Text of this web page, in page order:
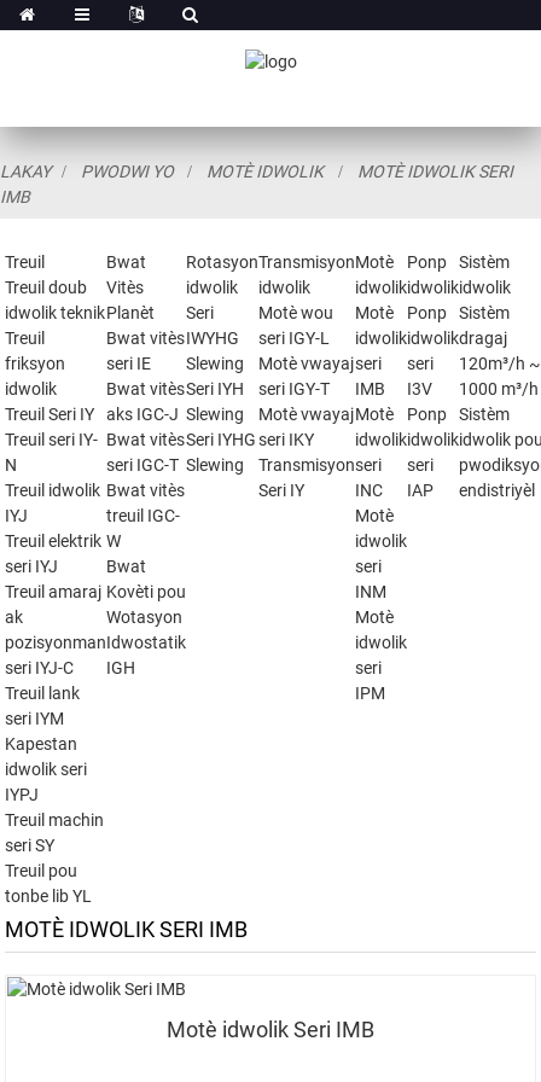
LAKAY PWODWI YO MOTÈ IDWOLIK
MOTÈ IDWOLIK SERI
IMB
Treuil
Treuil doub
idwolik teknik
Treuil
friksyon
idwolik
Treuil Seri IY
Treuil seri IY-
N
Treuil idwolik
IYJ
Treuil elektrik
seri IYJ
Treuil amaraj
ak
pozisyonman
seri IYJ-C
Treuil lank
seri IYM
Kapestan
idwolik seri
IYPJ
Treuil machin
seri SY
Treuil pou
tonbe lib YL
Bwat
Vitès
Planèt
Bwat vitès
seri IE
Bwat vitès
aks IGC-J
Bwat vitès
seri IGC-T
Bwat vitès
treuil IGC-
W
Bwat
Kovèti pou
Wotasyon
Idwostatik
IGH
Rotasyon
idwolik
Seri
IWYHG
Slewing
Seri IYH
Slewing
Seri IYHG
Slewing
Transmisyon
idwolik
Motè wou
seri IGY-L
Motè vwayaj
seri IGY-T
Motè vwayaj
seri IKY
Transmisyon
Seri IY
Motè
idwolik
Motè
idwolik
seri
IMB
Motè
idwolik
seri
INC
Motè
idwolik
seri
INM
Motè
idwolik
seri
IPM
Ponp
idwolik
Ponp
idwolik
seri
I3V
Ponp
idwolik
seri
IAP
Sistèm
idwolik
Sistèm
dragaj
120m³/h ~
1000 m³/h
Sistèm
idwolik
endistriyèl
MOTÈ IDWOLIK SERI IMB
Motè idwolik Seri IMB